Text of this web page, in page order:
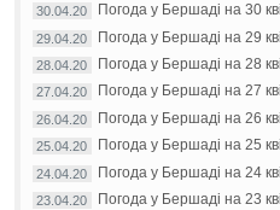
30.04.20 Погода у Бершаді на 30
29.04.20 Погода у Бершаді на 29
28.04.20 Погода у Бершаді на 28
27.04.20 Погода у Бершаді на 27
26.04.20 Погода у Бершаді на 26
25.04.20 Погода у Бершаді на 25
24.04.20 Погода у Бершаді на 24
23.04.20 Погода у Бершаді на 23